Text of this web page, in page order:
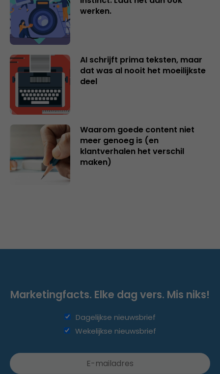
werken.
AI schrijft prima teksten, maar
dat was al nooit het moeilijkste
deel
Waarom goede content niet
meer genoeg is (en
klantverhalen het verschil
maken)
Marketingfacts. Elke dag vers. Mis niks!
Dagelijkse nieuwsbrief
Wekelijkse nieuwsbrief